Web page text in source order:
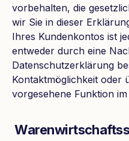
vorbehalten, die
wir Sie in dieser
Ihres Kundenkontos ist
entweder durch eine
Datenschutzerklärung
Kontaktmöglichkeit oder
vorgesehene Funktion